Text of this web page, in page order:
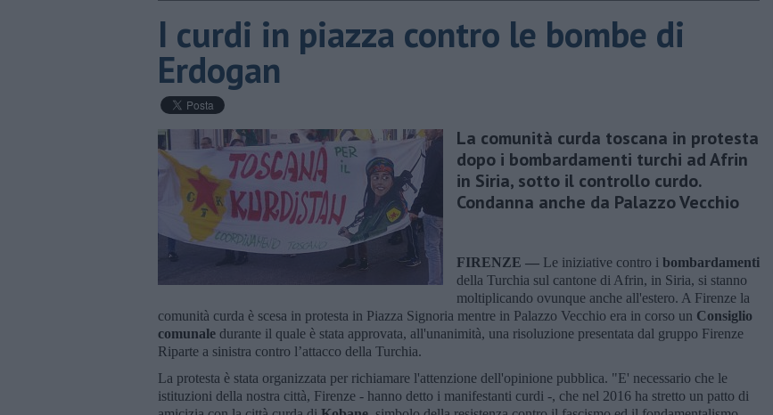
I curdi in piazza contro le bombe di
Erdogan
La comunità curda toscana in protesta
dopo i bombardamenti turchi ad Afrin
in Siria, sotto il controllo curdo.
Condanna anche da Palazzo Vecchio
FIRENZE — Le iniziative contro i bombardamenti
della Turchia sul cantone di Afrin, in Siria, si stanno
moltiplicando ovunque anche all'estero. A Firenze la
comunità curda è scesa in protesta in Piazza Signoria mentre in Palazzo Vecchio era in corso un Consiglio
comunale durante il quale è stata approvata, all'unanimità, una risoluzione presentata dal gruppo Firenze
Riparte a sinistra contro l’attacco della Turchia.
La protesta è stata organizzata per richiamare l'attenzione dell'opinione pubblica. "E' necessario che le
istituzioni della nostra città, Firenze - hanno detto i manifestanti curdi -, che nel 2016 ha stretto un patto di